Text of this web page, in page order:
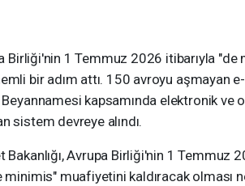
Birliği'nin 1 Temmuz 2026 itibarıyla "de
bir adım attı. 150 avroyu aşmayan
kapsamında elektronik ve
sistem devreye alındı.
Bakanlığı, Avrupa Birliği'nin 1 Temmuz
muafiyetini kaldıracak olması